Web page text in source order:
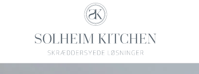
Skip to main content